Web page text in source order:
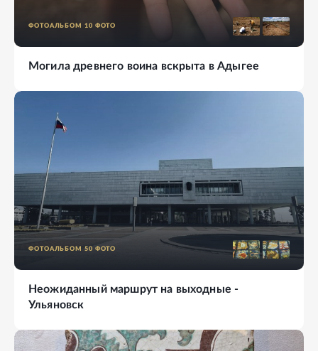
ФОТОАЛЬБОМ 10 ФОТО
Могила древнего воина вскрыта в Адыгее
ФОТОАЛЬБОМ 50 ФОТО
Неожиданный маршрут на выходные -
Ульяновск